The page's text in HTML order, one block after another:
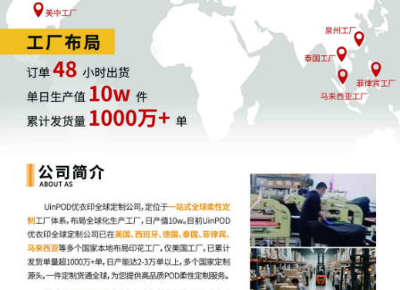
低价值且无溢价空间的产品
这类 POD 产品无利润：普通白 T（无设计亮点）：
单价 10-20 元，同质化严重，扣除成本后利润不足
1 元；廉价小饰品（钥匙扣、冰箱贴）：单价 5 元
内，图案易掉色，物流成本占比超 50%。
易损坏且售后率高的产品
这类产品售后频发，易亏损：纸质类脆弱产品：薄
明信片、无覆膜海报，运输易折损，售后率超
30%；贴身衣物类产品：印图案内衣、袜子，消费
者以掉色、尺寸问题投诉，平台多偏向买家，卖家